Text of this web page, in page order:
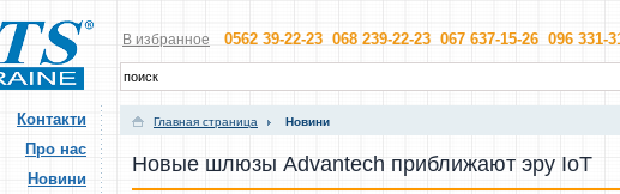
В избранное 0562 39-22-23 068 239-22-23 067 637-15-26 096 331-
Контакти
Про нас
Новини
Главная страница Новини
Новые шлюзы Advantech приближают эру IoT